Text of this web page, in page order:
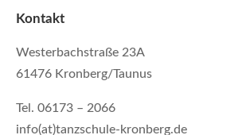
Kontakt
Westerbachstraße 23A
61476 Kronberg/Taunus
Tel. 06173 – 2066
info(at)tanzschule-kronberg.de